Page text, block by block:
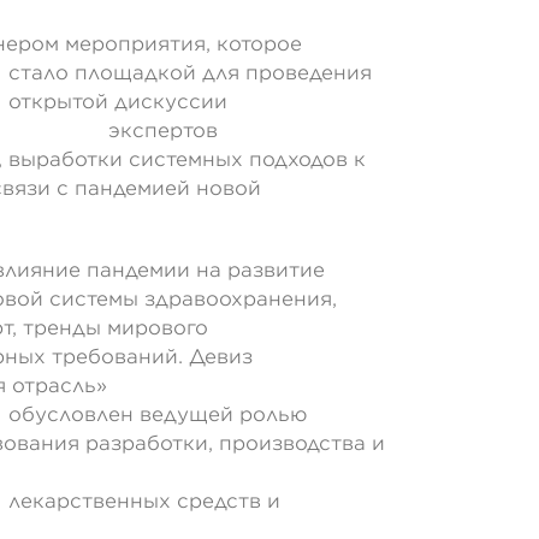
мероприятия, которое
проведения
системных подходов к
с пандемией новой
пандемии на развитие
системы здравоохранения,
тренды мирового
требований. Девиз
отрасль»
ролью
разработки, производства и
и